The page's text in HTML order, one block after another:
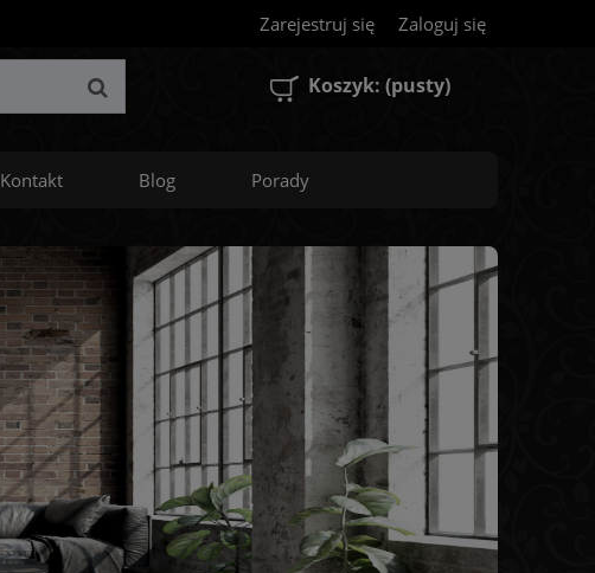
Zarejestruj się Zaloguj się
Koszyk: (pusty)
Kontakt Blog Porady